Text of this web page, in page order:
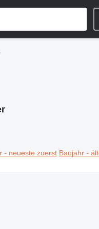
- neueste zuerst Baujahr -